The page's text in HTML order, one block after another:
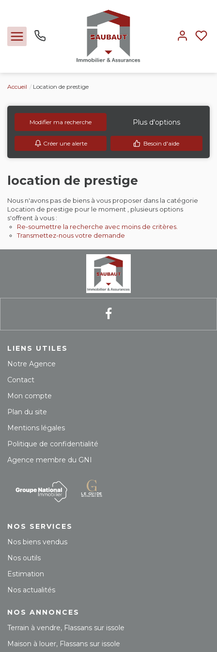
Locations
Expertise
Nos métiers
L'agence
Contact
Accueil Location de prestige
Modifier ma recherche Plus d'options
Créer une alerte Besoin d'aide
location de prestige
Nous n'avons pas de biens à vous proposer dans la catégorie
Location de prestige pour le moment , plusieurs options
s'offrent à vous :
Re-soumettre la recherche avec moins de critères.
Transmettez-nous votre demande
LIENS UTILES
Notre Agence
Contact
Mon compte
Plan du site
Mentions légales
Politique de confidentialité
Agence membre du GNI
NOS SERVICES
Nos biens vendus
Nos outils
Estimation
Nos actualités
NOS ANNONCES
Terrain à vendre, Flassans sur issole
Maison à louer, Flassans sur issole